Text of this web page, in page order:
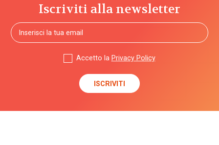
Iscriviti alla newsletter
Accetto la Privacy Policy